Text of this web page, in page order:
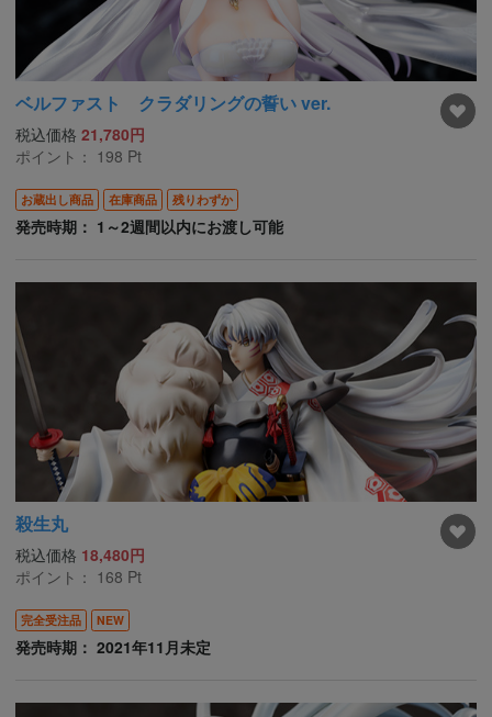
ベルファスト クラダリングの誓い ver.
税込価格 21,780円
ポイント： 198 Pt
お蔵出し商品 在庫商品 残りわずか
発売時期： 1～2週間以内にお渡し可能
殺生丸
税込価格 18,480円
ポイント： 168 Pt
完全受注品 NEW
発売時期： 2021年11月未定